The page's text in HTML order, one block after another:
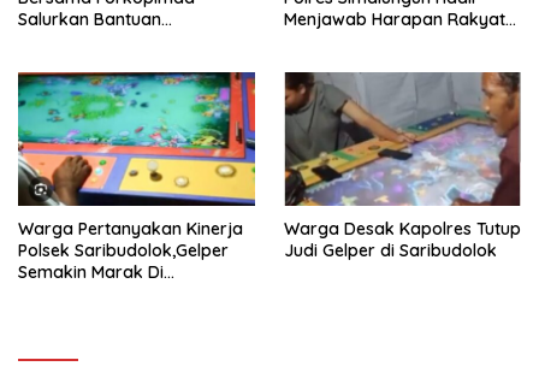
Salurkan Bantuan
Wujudkan Kehadiran Negara
di Tengah Masyarakat
Menjawab Harapan Rakyat
Warga Pertanyakan Kinerja
Polsek Saribudolok,Gelper
Semakin Marak Di
Warga Desak Kapolres Tutup
Judi Gelper di Saribudolok